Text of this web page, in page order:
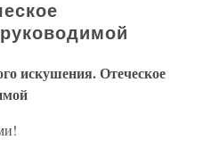
искушения. Отеческое